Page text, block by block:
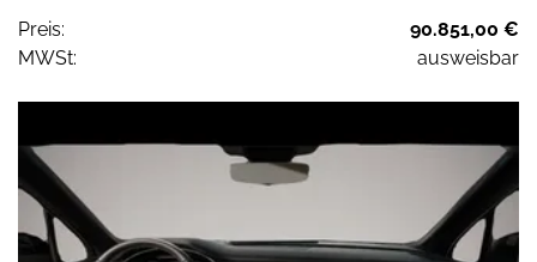
Preis:
90.851,00 €
MWSt:
ausweisbar